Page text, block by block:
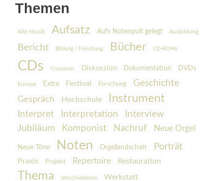
Themen
Alte Musik Aufsatz Aufs Notenpult gelegt Ausbildung
Bericht Bildung / Forschung Bücher CD-ROMs
CDs Crossover Diskussion Dokumentation DVDs
Europa Extra Festival Forschung Geschichte
Gespräch Hochschule Instrument
Interpret Interpretation
Interview
Jubiläum
Komponist Nachruf Neue Orgel
Neue Töne Noten Orgellandschaft Porträt
Praxis Projekt Repertoire Restauration
Thema Verschiedenes Werkstatt